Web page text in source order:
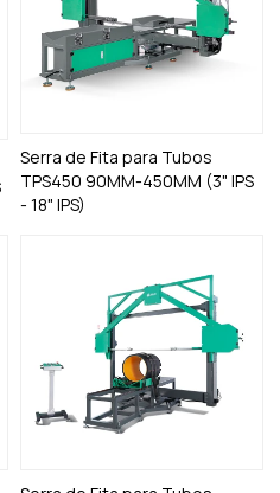
Serra de Fita para Tubos
TPS450 90MM-450MM (3" IPS
- 18" IPS)